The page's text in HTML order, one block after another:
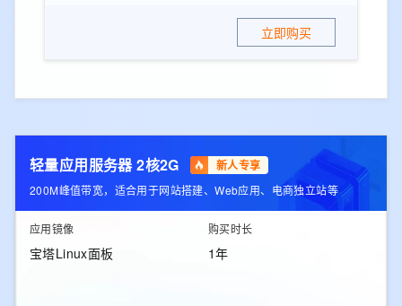
立即购买
轻量应用服务器 2核2G 新人专享
200M峰值带宽，适合用于网站搭建、Web应用、电商独立站等
应用镜像
宝塔Linux面板
购买时长
1年